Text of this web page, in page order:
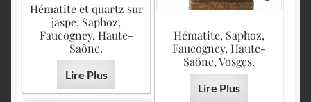
Hématite et quartz sur
jaspe, Saphoz,
Faucogney, Haute-
Saône.
Lire Plus
Hématite, Saphoz,
Faucogney, Haute-
Saône, Vosges.
Lire Plus